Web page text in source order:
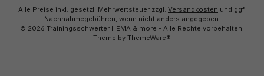
Alle Preise inkl. gesetzl. Mehrwertsteuer zzgl. Versandkosten und ggf.
Nachnahmegebühren, wenn nicht anders angegeben.
© 2026 Trainingsschwerter HEMA & more - Alle Rechte vorbehalten.
Theme by ThemeWare®